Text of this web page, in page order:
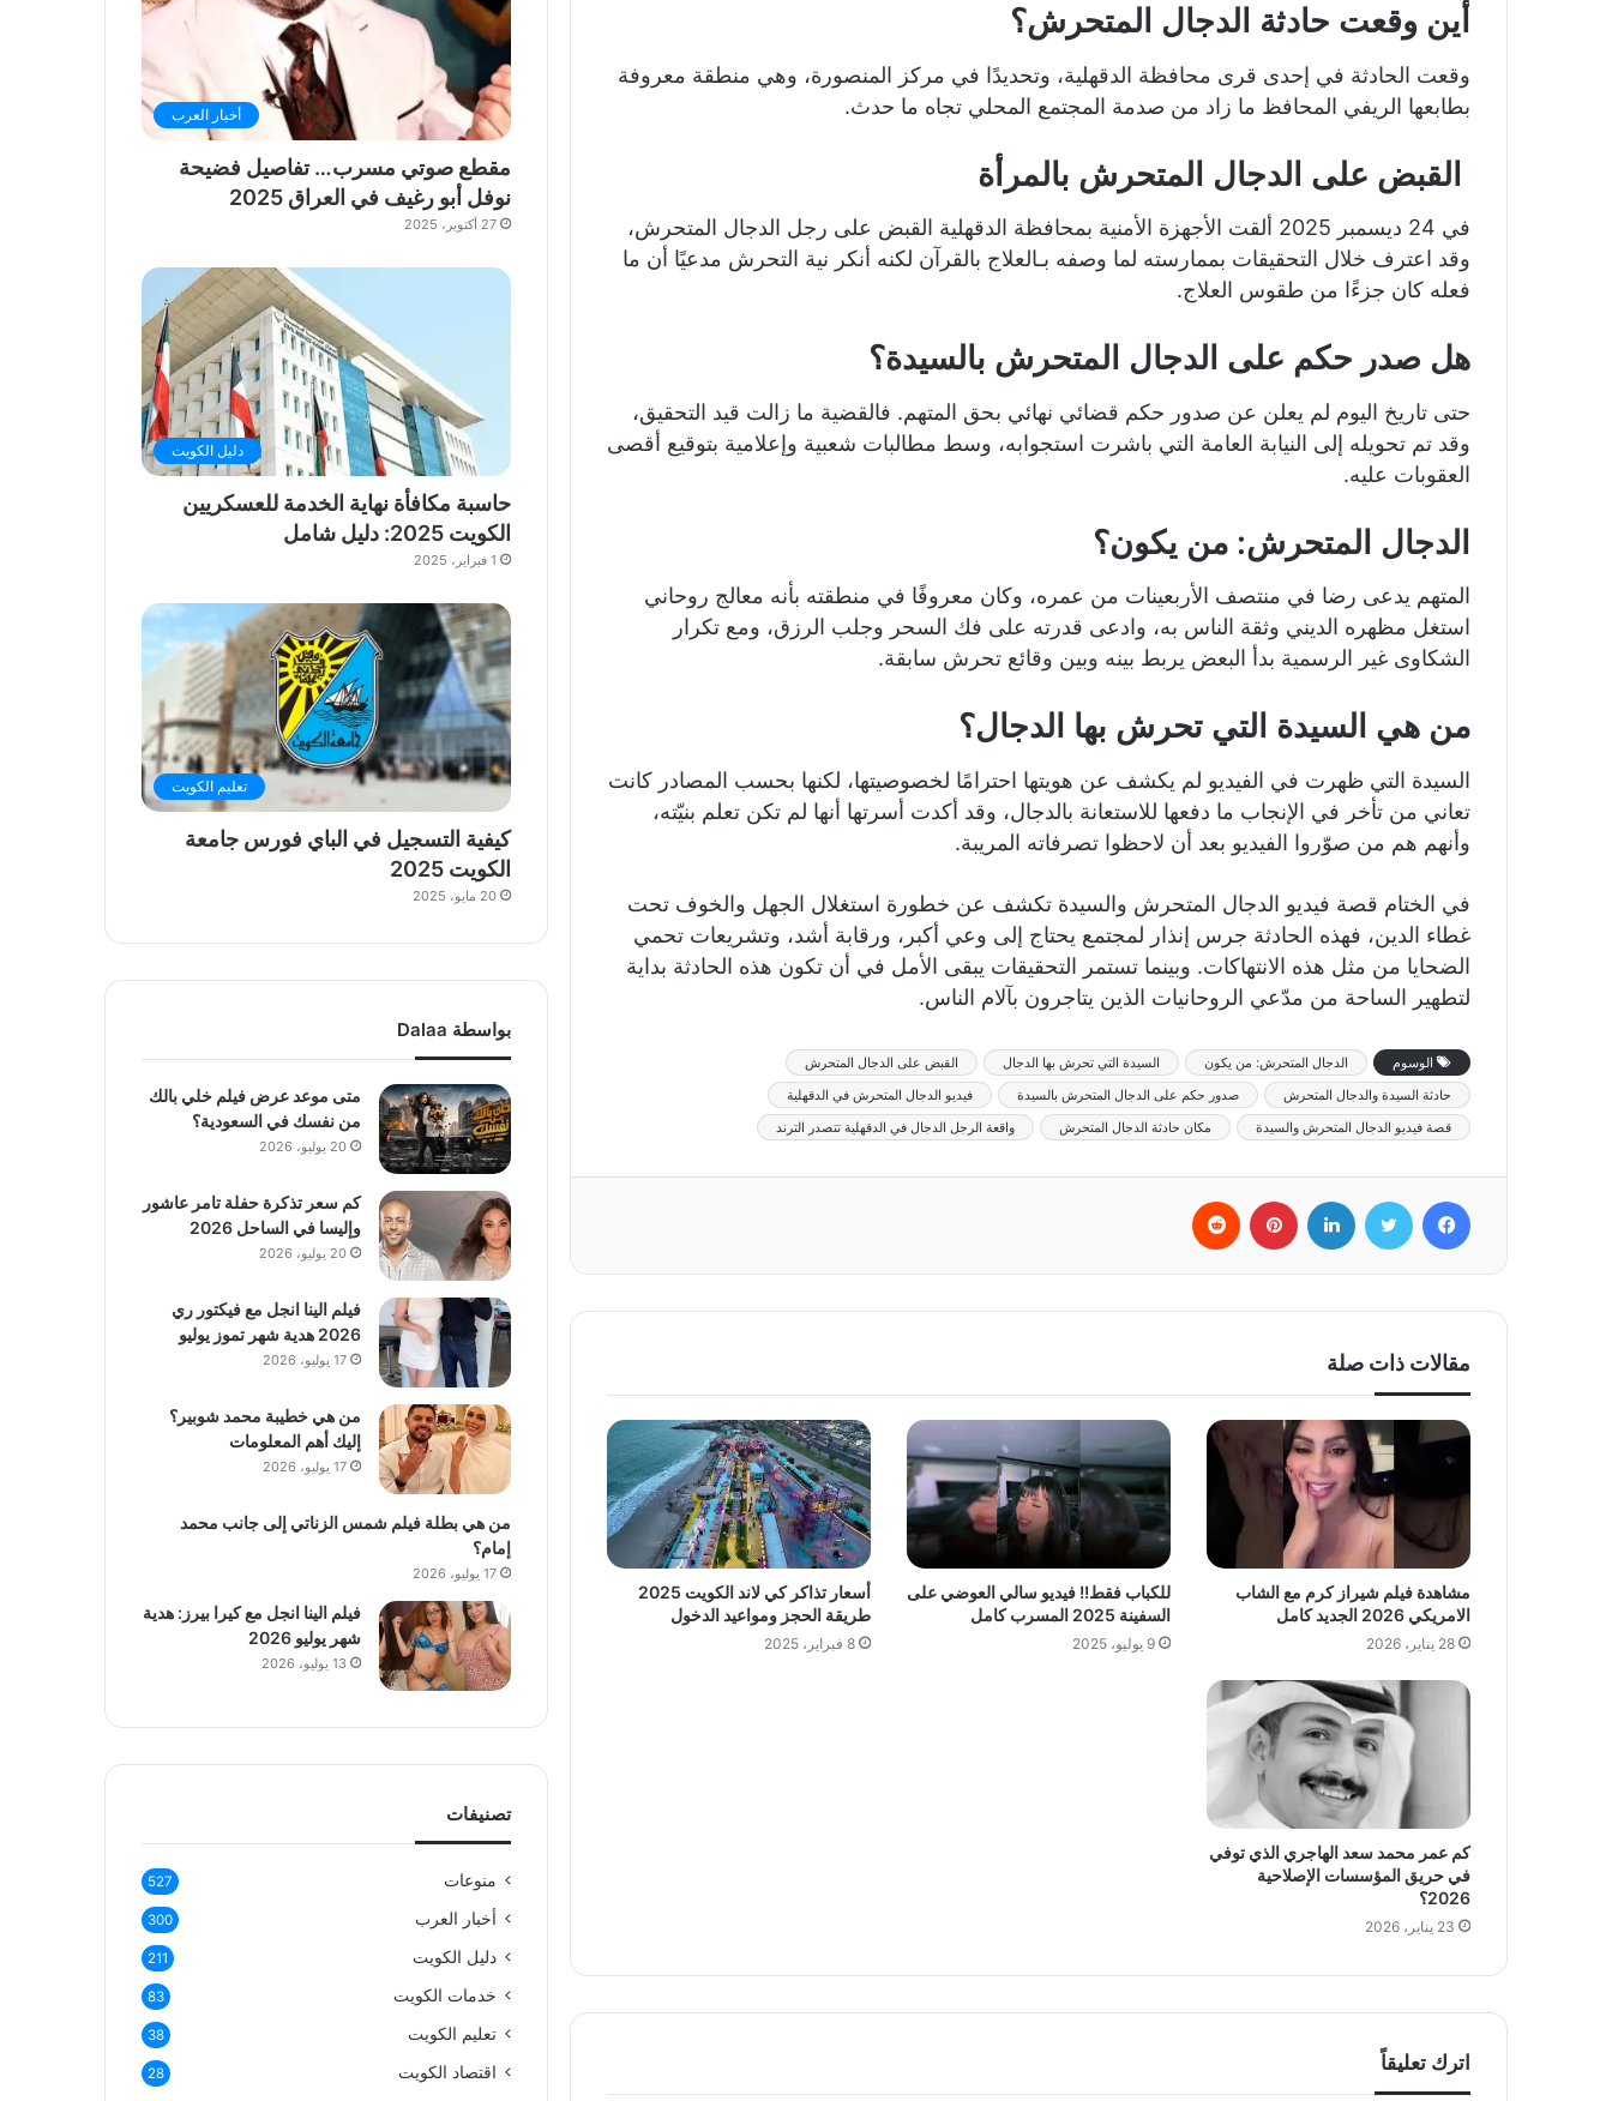
أين وقعت حادثة الدجال المتحرش؟
وقعت الحادثة في إحدى قرى محافظة الدقهلية، وتحديدًا في مركز المنصورة، وهي منطقة معروفة
بطابعها الريفي المحافظ ما زاد من صدمة المجتمع المحلي تجاه ما حدث.
القبض على الدجال المتحرش بالمرأة
في 24 ديسمبر 2025 ألقت الأجهزة الأمنية بمحافظة الدقهلية القبض على رجل الدجال المتحرش،
وقد اعترف خلال التحقيقات بممارسته لما وصفه بـالعلاج بالقرآن لكنه أنكر نية التحرش مدعيًا أن ما
فعله كان جزءًا من طقوس العلاج.
هل صدر حكم على الدجال المتحرش بالسيدة؟
حتى تاريخ اليوم لم يعلن عن صدور حكم قضائي نهائي بحق المتهم. فالقضية ما زالت قيد التحقيق،
وقد تم تحويله إلى النيابة العامة التي باشرت استجوابه، وسط مطالبات شعبية وإعلامية بتوقيع أقصى
العقوبات عليه.
الدجال المتحرش: من يكون؟
المتهم يدعى رضا في منتصف الأربعينات من عمره، وكان معروفًا في منطقته بأنه معالج روحاني
استغل مظهره الديني وثقة الناس به، وادعى قدرته على فك السحر وجلب الرزق، ومع تكرار
الشكاوى غير الرسمية بدأ البعض يربط بينه وبين وقائع تحرش سابقة.
من هي السيدة التي تحرش بها الدجال؟
السيدة التي ظهرت في الفيديو لم يكشف عن هويتها احترامًا لخصوصيتها، لكنها بحسب المصادر كانت
تعاني من تأخر في الإنجاب ما دفعها للاستعانة بالدجال، وقد أكدت أسرتها أنها لم تكن تعلم بنيّته،
وأنهم هم من صوّروا الفيديو بعد أن لاحظوا تصرفاته المريبة.
في الختام قصة فيديو الدجال المتحرش والسيدة تكشف عن خطورة استغلال الجهل والخوف تحت
غطاء الدين، فهذه الحادثة جرس إنذار لمجتمع يحتاج إلى وعي أكبر، ورقابة أشد، وتشريعات تحمي
الضحايا من مثل هذه الانتهاكات. وبينما تستمر التحقيقات يبقى الأمل في أن تكون هذه الحادثة بداية
لتطهير الساحة من مدّعي الروحانيات الذين يتاجرون بآلام الناس.
الوسوم الدجال المتحرش: من يكون السيدة التي تحرش بها الدجال
القبض على الدجال المتحرش
حادثة السيدة والدجال المتحرش
صدور حكم على الدجال المتحرش بالسيدة
فيديو الدجال المتحرش في الدقهلية
قصة فيديو الدجال المتحرش والسيدة
مكان حادثة الدجال المتحرش واقعة الرجل الدجال في الدقهلية تتصدر الترند
مقالات ذات صلة
مشاهدة فيلم شيراز كرم مع الشاب
الامريكي 2026 الجديد كامل
28 يناير، 2026
للكباب فقط!! فيديو سالي العوضي على
السفينة 2025 المسرب كامل
9 يوليو، 2025
أسعار تذاكر كي لاند الكويت 2025
طريقة الحجز ومواعيد الدخول
8 فبراير، 2025
كم عمر محمد سعد الهاجري الذي توفي
في حريق المؤسسات الإصلاحية
2026؟
23 يناير، 2026
اترك تعليقاً
أخبار العرب
مقطع صوتي مسرب… تفاصيل فضيحة
نوفل أبو رغيف في العراق 2025
27 أكتوبر، 2025
دليل الكويت
حاسبة مكافأة نهاية الخدمة للعسكريين
الكويت 2025: دليل شامل
1 فبراير، 2025
تعليم الكويت
كيفية التسجيل في الباي فورس جامعة
الكويت 2025
20 مايو، 2025
بواسطة Dalaa
متى موعد عرض فيلم خلي بالك
من نفسك في السعودية؟
20 يوليو، 2026
كم سعر تذكرة حفلة تامر عاشور
وإليسا في الساحل 2026
20 يوليو، 2026
فيلم الينا انجل مع فيكتور ري
2026 هدية شهر تموز يوليو
17 يوليو، 2026
من هي خطيبة محمد شوبير؟
إليك أهم المعلومات
17 يوليو، 2026
من هي بطلة فيلم شمس الزناتي إلى جانب محمد
إمام؟
17 يوليو، 2026
فيلم الينا انجل مع كيرا بيرز: هدية
شهر يوليو 2026
13 يوليو، 2026
تصنيفات
منوعات 527
أخبار العرب 300
دليل الكويت 211
خدمات الكويت 83
تعليم الكويت 38
اقتصاد الكويت 28